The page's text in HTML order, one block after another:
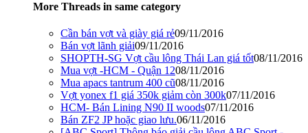
More Threads in same category
Cần bán vợt và giày giá rẻ09/11/2016
Bán vợt lãnh giải09/11/2016
SHOPTH-SG Vợt cầu lông Thái Lan giá tốt08/11/2016
Mua vợt -HCM - Quận 1208/11/2016
Mua apacs tantrum 400 cũ08/11/2016
Vợt yonex f1 giá 350k giảm còn 300k07/11/2016
HCM- Bán Lining N90 II woods07/11/2016
Bán ZF2 JP hoặc giao lưu.06/11/2016